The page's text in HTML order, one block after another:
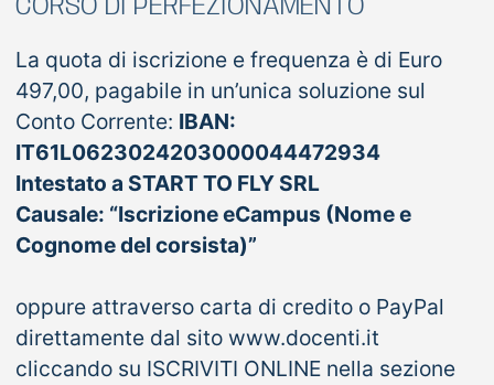
CORSO DI PERFEZIONAMENTO
La quota di iscrizione e frequenza è di Euro
497,00, pagabile in un’unica soluzione sul
Conto Corrente: IBAN:
IT61L0623024203000044472934
Intestato a START TO FLY SRL
Causale: “Iscrizione eCampus (Nome e
Cognome del corsista)”
oppure attraverso carta di credito o PayPal
direttamente dal sito www.docenti.it
cliccando su ISCRIVITI ONLINE nella sezione